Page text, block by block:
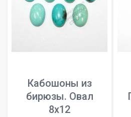
Кабошоны из
бирюзы. Овал
8x12